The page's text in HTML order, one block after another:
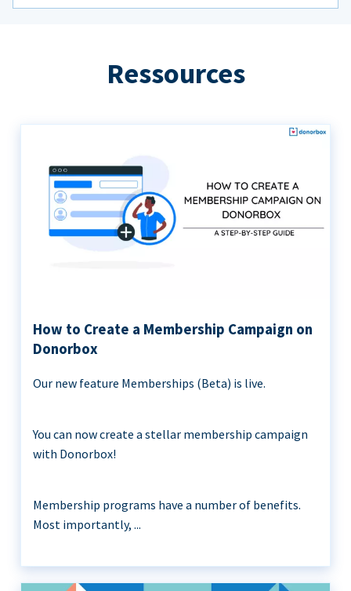
Ressources
How to Create a Membership Campaign on
Donorbox
Our new feature Memberships (Beta) is live.
You can now create a stellar membership campaign
with Donorbox!
Membership programs have a number of benefits.
Most importantly, ...